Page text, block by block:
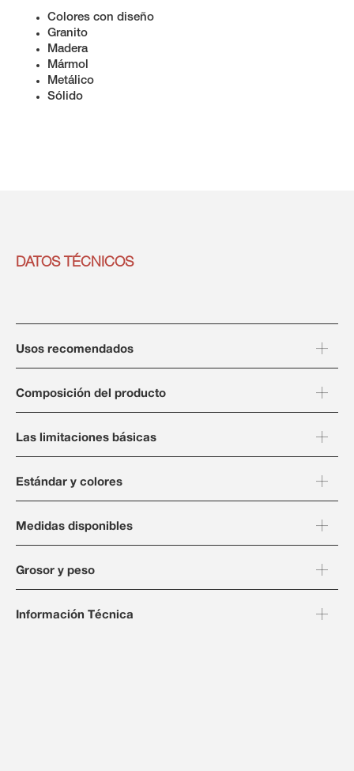
Colores con diseño
Granito
Madera
Mármol
Metálico
Sólido
DATOS TÉCNICOS
Usos recomendados
Composición del producto
Las limitaciones básicas
Estándar y colores
Medidas disponibles
Grosor y peso
Información Técnica